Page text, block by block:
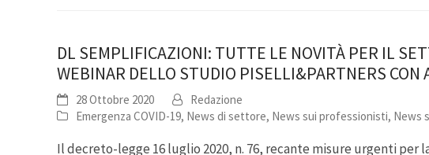
DL SEMPLIFICAZIONI: TUTTE LE NOVITÀ PER IL
WEBINAR DELLO STUDIO PISELLI&PARTNERS CON
28 Ottobre 2020
Redazione
Emergenza COVID-19, News di settore, News sui professionisti, News
Il decreto-legge 16 luglio 2020, n. 76, recante misure urgenti per